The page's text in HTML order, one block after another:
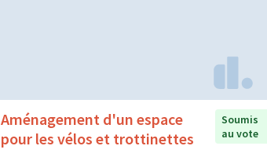
Aménagement d'un espace
pour les vélos et trottinettes
Soumis
au vote